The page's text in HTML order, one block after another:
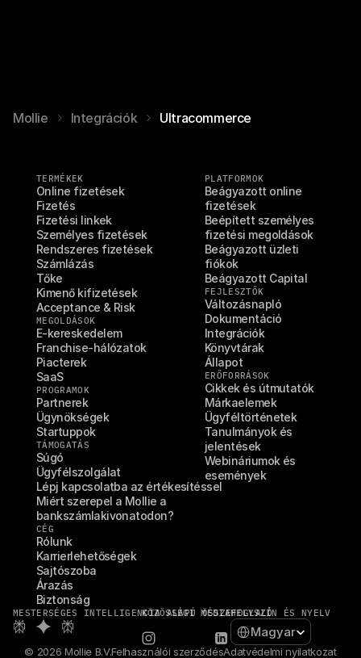
Mollie Integrációk Ultracommerce
TERMÉKEK
Online fizetések
Fizetés
Fizetési linkek
Személyes fizetések
Rendszeres fizetések
Számlázás
Tőke
Kimenő kifizetések
Acceptance & Risk
MEGOLDÁSOK
E-kereskedelem
Franchise-hálózatok
Piacterek
SaaS
PROGRAMOK
Partnerek
Ügynökségek
Startuppok
TÁMOGATÁS
Súgó
Ügyfélszolgálat
Lépj kapcsolatba az értékesítéssel
Miért szerepel a Mollie a
bankszámlakivonatodon?
CÉG
Rólunk
Karrierlehetőségek
Sajtószoba
Árazás
Biztonság
PLATFORMOK
Beágyazott online
fizetések
Beépített személyes
fizetési megoldások
Beágyazott üzleti
fiókok
Beágyazott Capital
FEJLESZTŐK
Változásnapló
Dokumentáció
Integrációk
Könyvtárak
Állapot
ERŐFORRÁSOK
Cikkek és útmutatók
Márkaelemek
Ügyféltörténetek
Tanulmányok és
jelentések
Webináriumok és
események
MESTERSÉGES INTELLIGENCIA ALAPÚ ÖSSZEFOGLALÓ
KÖZÖSSÉGI MÉDIAHELYSZÍN ÉS NYELV
Select Language
Magyar
© 2026 Mollie B.V.Felhasználói szerződésAdatvédelmi nyilatkozat